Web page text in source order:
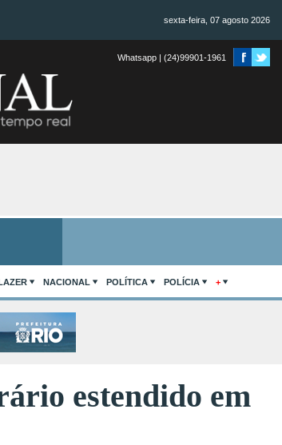
sexta-feira, 07 agosto 2026
Whatsapp | (24)99901-1961
NACIONAL POLÍTICA POLÍCIA +
estendido em